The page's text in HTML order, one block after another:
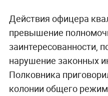
Действия офицера
превышение
заинтересованности,
нарушение законных
Полковника
колонии общего